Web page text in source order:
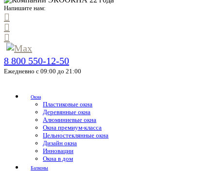
Напишите нам:
8 800 550-12-50
Ежедневно с 09:00 до 21:00
Окна
Пластиковые окна
Деревянные окна
Алюминиевые окна
Окна премиум-класса
Цельностеклянные окна
Дизайн окна
Инновации
Окна в дом
Балконы